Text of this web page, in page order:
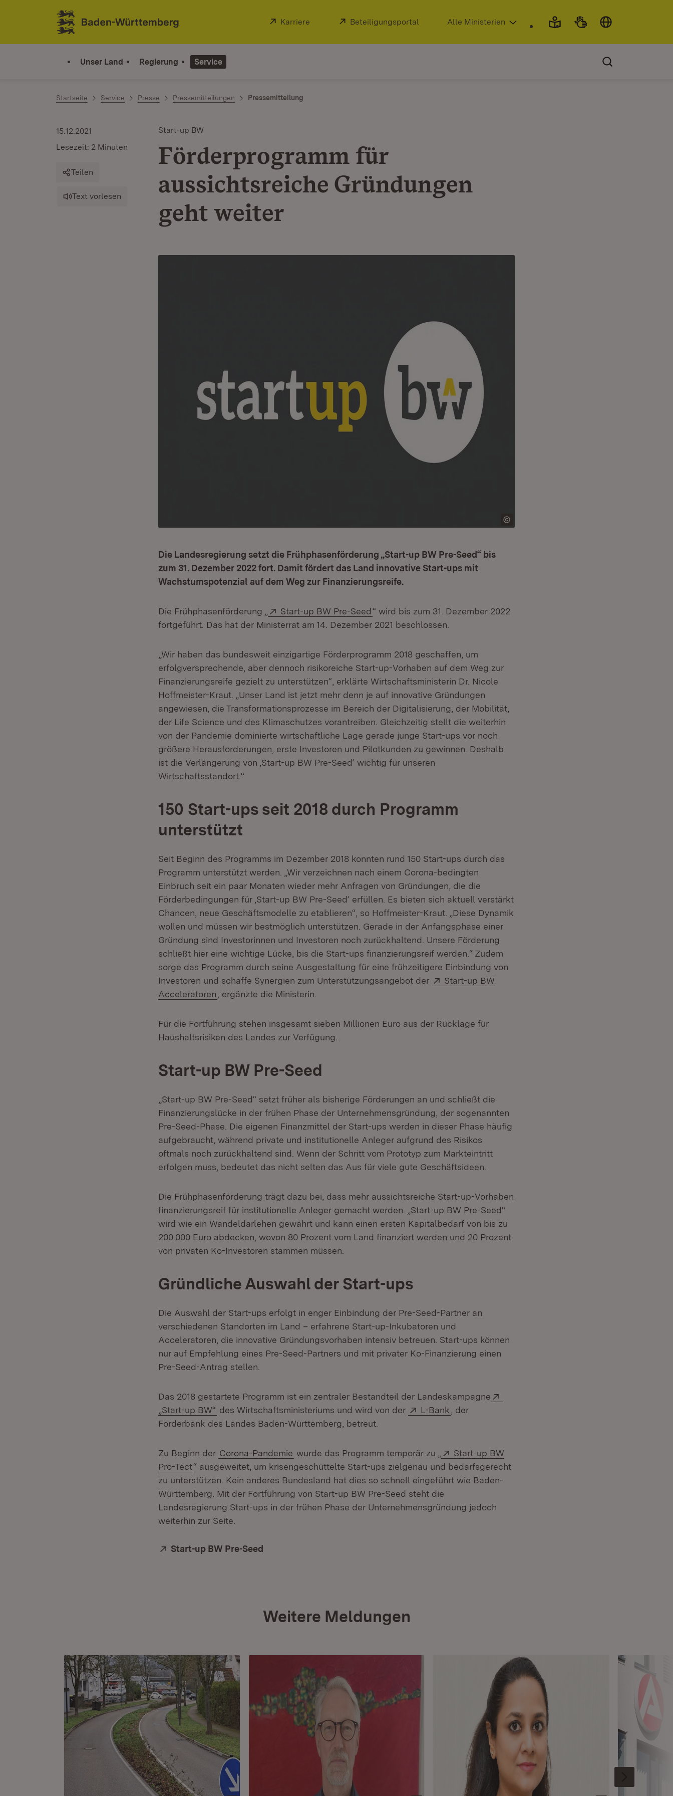
Zum Inhalt springen
Link zur Startseite
Extern:
Karriere (Öffnet in neuem Fenster)
Extern:
Beteiligungsportal (Öffnet in neuem Fenster)
Alle Ministerien
Unser Land Regierung Service
Startseite Service Presse Pressemitteilungen Pressemitteilung
Start-up BW
Förderprogramm für
aussichtsreiche Gründungen
geht weiter
15.12.2021
Lesezeit: 2 Minuten
Teilen
Text vorlesen
Die Landesregierung setzt die Frühphasenförderung „Start-up BW Pre-Seed“ bis
zum 31. Dezember 2022 fort. Damit fördert das Land innovative Start-ups mit
Wachstumspotenzial auf dem Weg zur Finanzierungsreife.
Die Frühphasenförderung „ Extern:
Start-up BW Pre-Seed(Öffnet in neuem Fenster)
“ wird bis zum 31. Dezember 2022
fortgeführt. Das hat der Ministerrat am 14. Dezember 2021 beschlossen.
„Wir haben das bundesweit einzigartige Förderprogramm 2018 geschaffen, um
erfolgversprechende, aber dennoch risikoreiche Start-up-Vorhaben auf dem Weg zur
Finanzierungsreife gezielt zu unterstützen“, erklärte Wirtschaftsministerin Dr. Nicole
Hoffmeister-Kraut. „Unser Land ist jetzt mehr denn je auf innovative Gründungen
angewiesen, die Transformationsprozesse im Bereich der Digitalisierung, der Mobilität,
der Life Science und des Klimaschutzes vorantreiben. Gleichzeitig stellt die weiterhin
von der Pandemie dominierte wirtschaftliche Lage gerade junge Start-ups vor noch
größere Herausforderungen, erste Investoren und Pilotkunden zu gewinnen. Deshalb
ist die Verlängerung von ‚Start-up BW Pre-Seed‘ wichtig für unseren
Wirtschaftsstandort.“
150 Start-ups seit 2018 durch Programm
unterstützt
Seit Beginn des Programms im Dezember 2018 konnten rund 150 Start-ups durch das
Programm unterstützt werden. „Wir verzeichnen nach einem Corona-bedingten
Einbruch seit ein paar Monaten wieder mehr Anfragen von Gründungen, die die
Förderbedingungen für ‚Start-up BW Pre-Seed‘ erfüllen. Es bieten sich aktuell verstärkt
Chancen, neue Geschäftsmodelle zu etablieren“, so Hoffmeister-Kraut. „Diese Dynamik
wollen und müssen wir bestmöglich unterstützen. Gerade in der Anfangsphase einer
Gründung sind Investorinnen und Investoren noch zurückhaltend. Unsere Förderung
schließt hier eine wichtige Lücke, bis die Start-ups finanzierungsreif werden.“ Zudem
sorge das Programm durch seine Ausgestaltung für eine frühzeitigere Einbindung von
Investoren und schaffe Synergien zum Unterstützungsangebot der
Extern:
Start-up BW
Acceleratoren (Öffnet in neuem Fenster)
, ergänzte die Ministerin.
Für die Fortführung stehen insgesamt sieben Millionen Euro aus der Rücklage für
Haushaltsrisiken des Landes zur Verfügung.
Start-up BW Pre-Seed
„Start-up BW Pre-Seed“ setzt früher als bisherige Förderungen an und schließt die
Finanzierungslücke in der frühen Phase der Unternehmensgründung, der sogenannten
Pre-Seed-Phase. Die eigenen Finanzmittel der Start-ups werden in dieser Phase häufig
aufgebraucht, während private und institutionelle Anleger aufgrund des Risikos
oftmals noch zurückhaltend sind. Wenn der Schritt vom Prototyp zum Markteintritt
erfolgen muss, bedeutet das nicht selten das Aus für viele gute Geschäftsideen.
Die Frühphasenförderung trägt dazu bei, dass mehr aussichtsreiche Start-up-Vorhaben
finanzierungsreif für institutionelle Anleger gemacht werden. „Start-up BW Pre-Seed“
wird wie ein Wandeldarlehen gewährt und kann einen ersten Kapitalbedarf von bis zu
200.000 Euro abdecken, wovon 80 Prozent vom Land finanziert werden und 20 Prozent
von privaten Ko-Investoren stammen müssen.
Gründliche Auswahl der Start-ups
Die Auswahl der Start-ups erfolgt in enger Einbindung der Pre-Seed-Partner an
verschiedenen Standorten im Land – erfahrene Start-up-Inkubatoren und
Acceleratoren, die innovative Gründungsvorhaben intensiv betreuen. Start-ups können
nur auf Empfehlung eines Pre-Seed-Partners und mit privater Ko-Finanzierung einen
Pre-Seed-Antrag stellen.
Das 2018 gestartete Programm ist ein zentraler Bestandteil der Landeskampagne
„Start-up BW“ (Öffnet in neuem Fenster)
des Wirtschaftsministeriums und wird von der Extern:
L-Bank (Öffnet in neuem Fenster)
, der
Förderbank des Landes Baden-Württemberg, betreut.
Zu Beginn der Corona-Pandemie wurde das Programm temporär zu „ Extern:
Start-up BW
Pro-Tect(Öffnet in neuem Fenster)
“ ausgeweitet, um krisengeschüttelte Start-ups zielgenau und bedarfsgerecht
zu unterstützen. Kein anderes Bundesland hat dies so schnell eingeführt wie Baden-
Württemberg. Mit der Fortführung von Start-up BW Pre-Seed steht die
Landesregierung Start-ups in der frühen Phase der Unternehmensgründung jedoch
weiterhin zur Seite.
Extern:
Start-up BW Pre-Seed
Weitere Meldungen